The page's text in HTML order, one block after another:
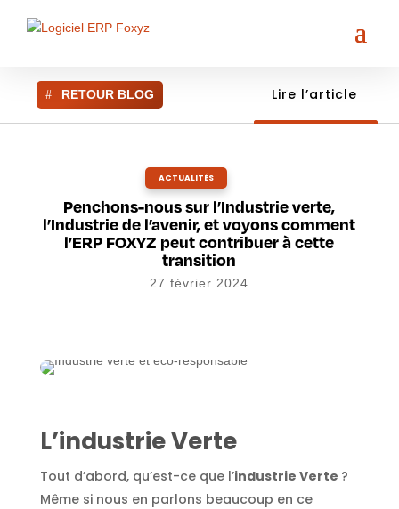
RETOUR BLOG Lire l’article
ACTUALITÉS
Penchons-nous sur l’Industrie verte,
l’Industrie de l’avenir, et voyons comment
l’ERP FOXYZ peut contribuer à cette
transition
27 février 2024
L’industrie Verte
Tout d’abord, qu’est-ce que l’industrie Verte ?
Même si nous en parlons beaucoup en ce